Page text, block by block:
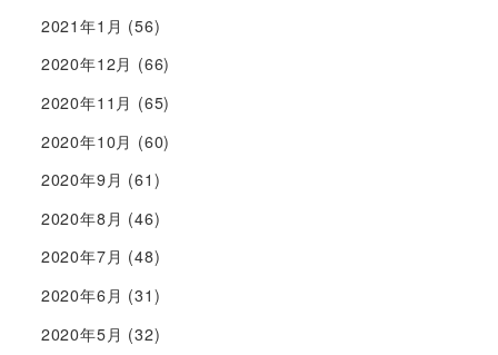
2021年1月 (56)
2020年12月 (66)
2020年11月 (65)
2020年10月 (60)
2020年9月 (61)
2020年8月 (46)
2020年7月 (48)
2020年6月 (31)
2020年5月 (32)